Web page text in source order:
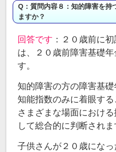
Q：質問内容８：知的障害を持
ますか？
回答です ：２０歳前に
は、２０歳前障害基礎
す。
知的障害の方の障害基礎
知能指数のみに着眼す
さまざまな場面におけ
して総合的に判断されま
子供さんが２０歳にな